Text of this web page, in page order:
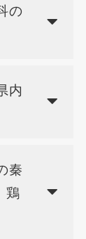
の
内
秦
鶏